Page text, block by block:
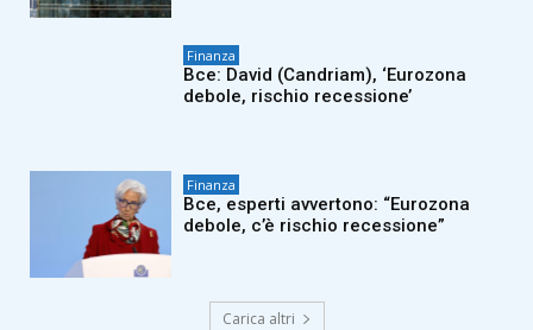
Finanza
Bce: David (Candriam), ‘Eurozona
debole, rischio recessione’
Finanza
Bce, esperti avvertono: “Eurozona
debole, c’è rischio recessione”
Carica altri